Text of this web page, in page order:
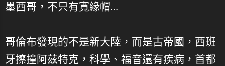
墨西哥，不只有寬緣帽...
哥倫布發現的不是新大陸，而是古帝國，西班
牙擦撞阿茲特克，科學、福音還有疾病，首都